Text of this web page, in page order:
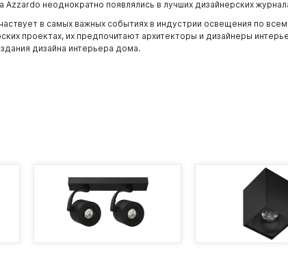
Azzardo неоднократно появлялись в лучших дизайнерских
в самых важных событиях в индустрии освещения по
проектах, их предпочитают архитекторы и дизайнеры
дизайна интерьера дома.